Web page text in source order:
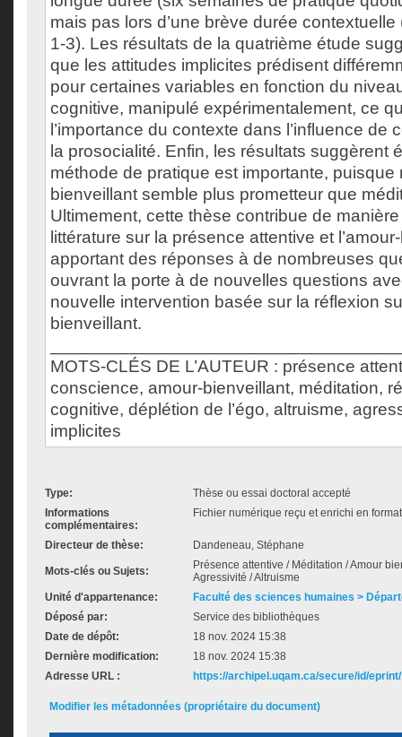
mais pas lors d’une brève durée
1-3). Les résultats de la quatrième étude
que les attitudes implicites prédisent
pour certaines variables en fonction du
cognitive, manipulé expérimentalement, ce
l’importance du contexte dans l’influence de
la prosocialité. Enfin, les résultats suggèrent
méthode de pratique est importante, puisque
bienveillant semble plus prometteur que
Ultimement, cette thèse contribue de
littérature sur la présence attentive et
apportant des réponses à de nombreuses
ouvrant la porte à de nouvelles questions
nouvelle intervention basée sur la réflexion
bienveillant.
MOTS-CLÉS DE L’AUTEUR : présence
conscience, amour-bienveillant, méditation,
cognitive, déplétion de l’égo, altruisme,
implicites
Type:
Thèse ou essai doctoral accepté
Informations
complémentaires:
Fichier numérique reçu et enrichi en
Directeur de thèse: Dandeneau, Stéphane
Mots-clés ou Sujets:
Présence attentive / Méditation / Amour
Agressivité / Altruisme
Unité d'appartenance:
Faculté des sciences humaines >
Déposé par:
Service des bibliothèques
Date de dépôt:
18 nov. 2024 15:38
Dernière modification:
18 nov. 2024 15:38
Adresse URL :
https://archipel.uqam.ca/secure/id/
Modifier les métadonnées (propriétaire du document)